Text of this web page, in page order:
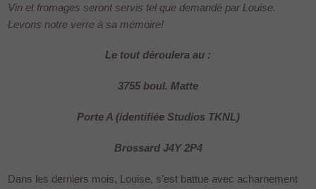
Vin et fromages seront servis tel que demandé par Louise.
Levons notre verre à sa mémoire!
Le tout déroulera au :
3755 boul. Matte
Porte A (identifiée Studios TKNL)
Brossard J4Y 2P4
Dans les derniers mois, Louise, s’est battue avec acharnement